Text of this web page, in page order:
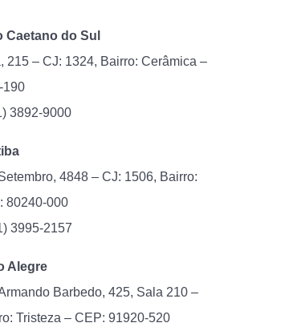
Caetano do Sul
215 – CJ: 1324, Bairro: Cerâmica –
190
3892-9000
4848 – CJ: 1506, Bairro:
80240-000
3995-2157
Alegre
Barbedo, 425, Sala 210 –
Tristeza – CEP: 91920-520